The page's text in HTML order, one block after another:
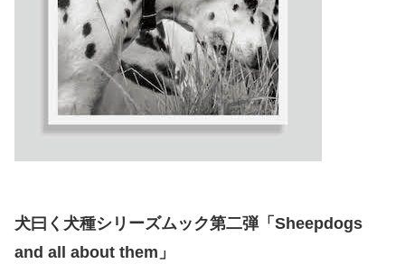
犬曰く犬種シリーズムック第二弾「Sheepdogs
and all about them」